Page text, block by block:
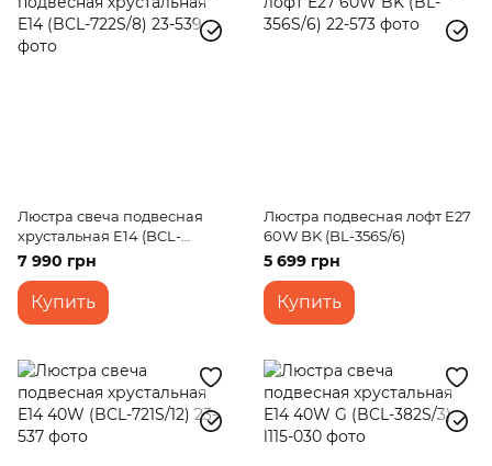
Люстра свеча подвесная
хрустальная E14 (BCL-
722S/8)
7 990 грн
Купить
Люстра подвесная лофт E27
60W BK (BL-356S/6)
5 699 грн
Купить